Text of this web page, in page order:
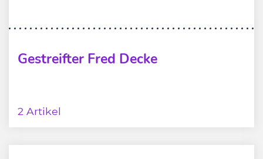
Gestreifter Fred Decke
2 Artikel